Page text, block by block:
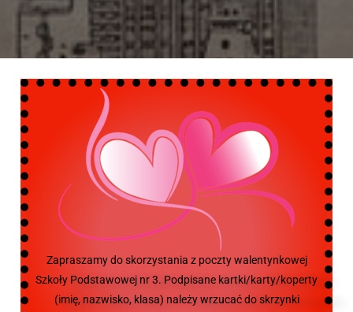
Zapraszamy do skorzystania z poczty walentynkowej
Szkoły Podstawowej nr 3. Podpisane kartki/karty/koperty
(imię, nazwisko, klasa) należy wrzucać do skrzynki